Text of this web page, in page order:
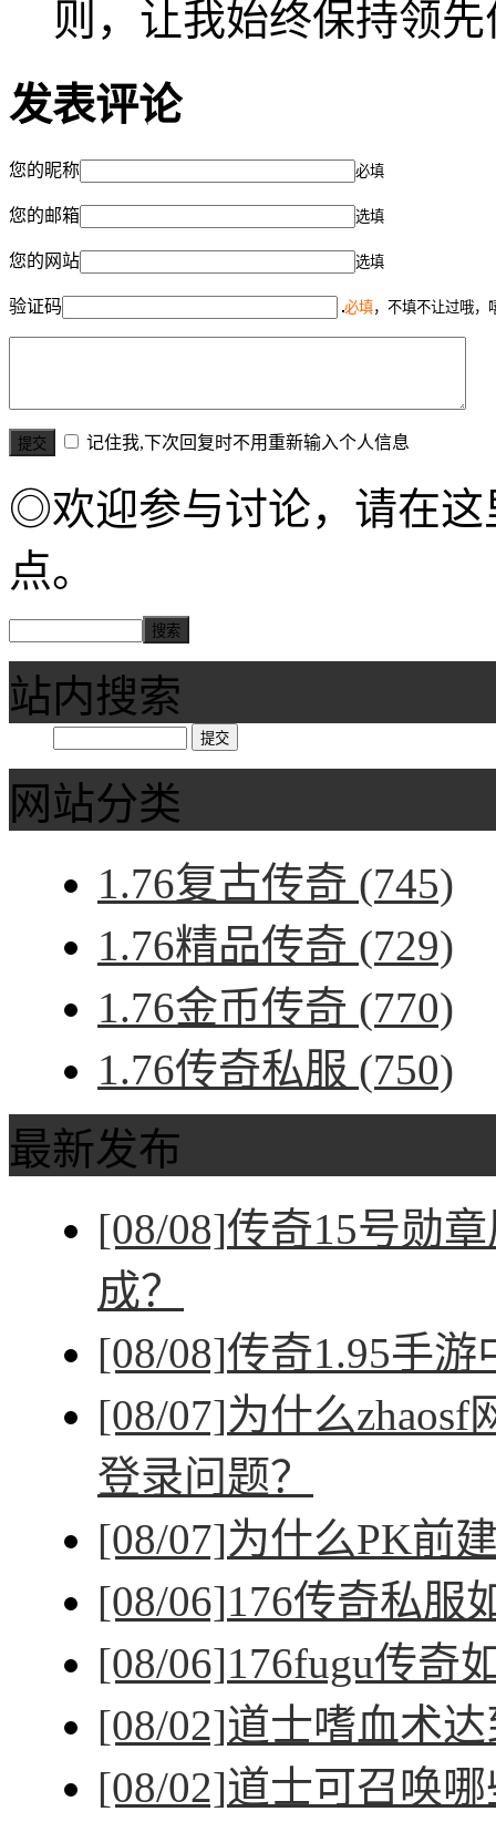
则，让我始终保持领
发表评论
您的昵称 必填
您的邮箱 选填
您的网站 选填
验证码 必填，不填不让过哦，
记住我,下次回复时不用重新输入个人信息
◎欢迎参与讨论，请在这
点。
站内搜索
网站分类
1.76复古传奇 (745)
1.76精品传奇 (729)
1.76金币传奇 (770)
1.76传奇私服 (750)
最新发布
[08/08]传奇15号勋
成？
[08/08]传奇1.95手
[08/07]为什么
登录问题？
[08/07]为什么PK前
[08/06]176传奇私服
[08/06]176fugu传奇
[08/02]道士嗜血术
[08/02]道士可召唤